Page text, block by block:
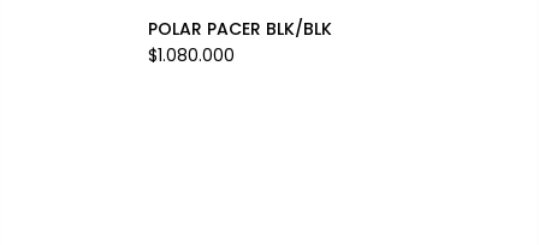
POLAR PACER BLK/BLK
$1.080.000